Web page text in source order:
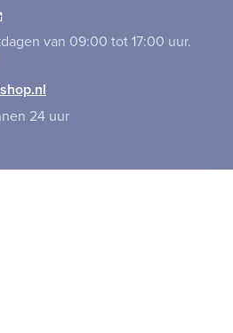
van 09:00 tot 17:00 uur.
24 uur